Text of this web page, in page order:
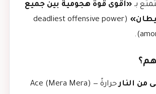
بـ «أقوى قوة هجومية بين جميع
(deadliest offensive power
من النار
حرارةً — Ace (Mera Mera)